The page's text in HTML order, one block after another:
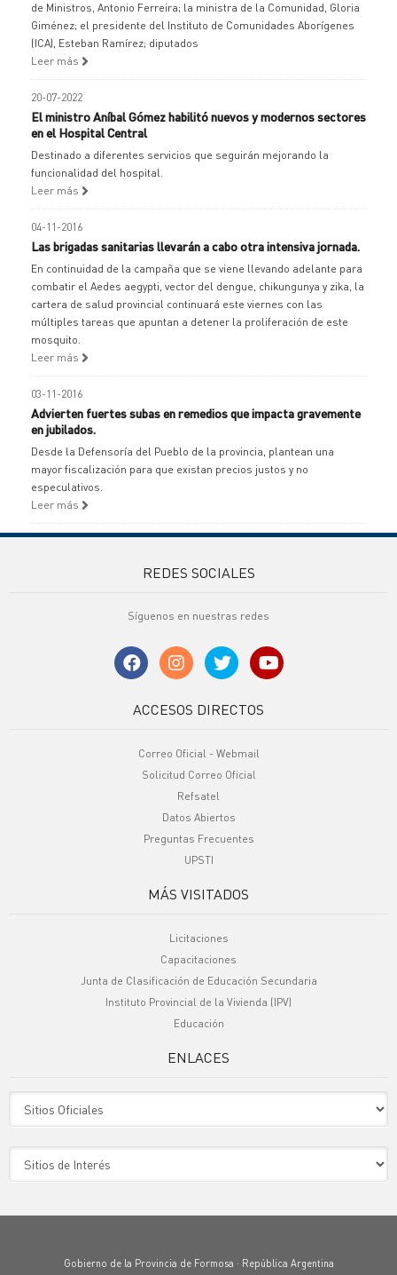
de Ministros, Antonio Ferreira; la ministra de la Comunidad, Gloria
Giménez; el presidente del Instituto de Comunidades Aborígenes
(ICA), Esteban Ramírez; diputados
Leer más
20-07-2022
El ministro Aníbal Gómez habilitó nuevos y modernos sectores
en el Hospital Central
Destinado a diferentes servicios que seguirán mejorando la
funcionalidad del hospital.
Leer más
04-11-2016
Las brigadas sanitarias llevarán a cabo otra intensiva jornada.
En continuidad de la campaña que se viene llevando adelante para
combatir el Aedes aegypti, vector del dengue, chikungunya y zika, la
cartera de salud provincial continuará este viernes con las
múltiples tareas que apuntan a detener la proliferación de este
mosquito.
Leer más
03-11-2016
Advierten fuertes subas en remedios que impacta gravemente
en jubilados.
Desde la Defensoría del Pueblo de la provincia, plantean una
mayor fiscalización para que existan precios justos y no
especulativos.
Leer más
REDES SOCIALES
Síguenos en nuestras redes
ACCESOS DIRECTOS
Correo Oficial - Webmail
Solicitud Correo Oficial
Refsatel
Datos Abiertos
Preguntas Frecuentes
UPSTI
MÁS VISITADOS
Licitaciones
Capacitaciones
Junta de Clasificación de Educación Secundaria
Instituto Provincial de la Vivienda (IPV)
Educación
ENLACES
Gobierno de la Provincia de Formosa · República Argentina